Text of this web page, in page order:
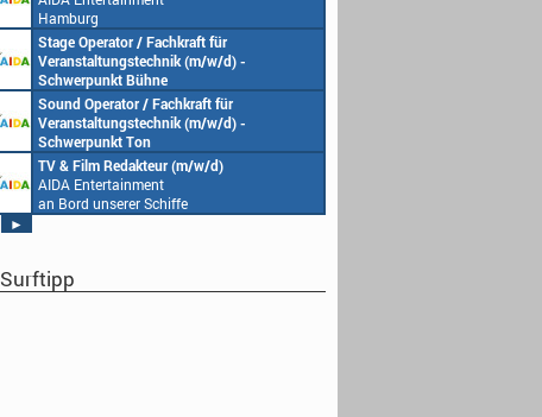
Hamburg
Stage Operator / Fachkraft für
Veranstaltungstechnik (m/w/d) -
Schwerpunkt Bühne
AIDA Entertainment
an Bord unserer Schiffe
Sound Operator / Fachkraft für
Veranstaltungstechnik (m/w/d) -
Schwerpunkt Ton
AIDA Entertainment
an Bord unserer Schiffe
TV & Film Redakteur (m/w/d)
AIDA Entertainment
an Bord unserer Schiffe
►
Surftipp